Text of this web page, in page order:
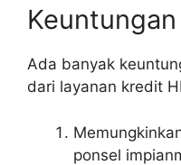
Ada banyak
dari layanan kredit
ponsel